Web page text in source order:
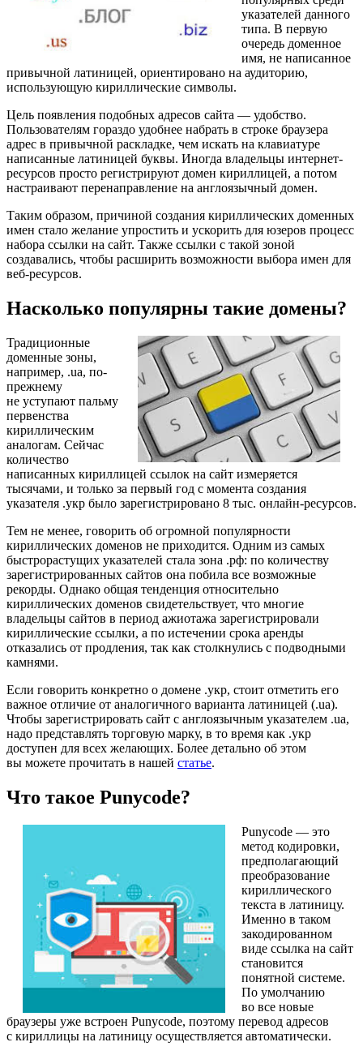
указателей данного
типа. В первую
очередь доменное
имя, не написанное
привычной латиницей, ориентировано на аудиторию,
использующую кириллические символы.
Цель появления подобных адресов сайта — удобство.
Пользователям гораздо удобнее набрать в строке браузера
адрес в привычной раскладке, чем искать на клавиатуре
написанные латиницей буквы. Иногда владельцы интернет-
ресурсов просто регистрируют домен кириллицей, а потом
настраивают перенаправление на англоязычный домен.
Таким образом, причиной создания кириллических доменных
имен стало желание упростить и ускорить для юзеров процесс
набора ссылки на сайт. Также ссылки с такой зоной
создавались, чтобы расширить возможности выбора имен для
веб-ресурсов.
Насколько популярны такие домены?
Традиционные
доменные зоны,
например, .ua, по-
прежнему
не уступают пальму
первенства
кириллическим
аналогам. Сейчас
количество
написанных кириллицей ссылок на сайт измеряется
тысячами, и только за первый год с момента создания
указателя .укр было зарегистрировано 8 тыс. онлайн-ресурсов.
Тем не менее, говорить об огромной популярности
кириллических доменов не приходится. Одним из самых
быстрорастущих указателей стала зона .рф: по количеству
зарегистрированных сайтов она побила все возможные
рекорды. Однако общая тенденция относительно
кириллических доменов свидетельствует, что многие
владельцы сайтов в период ажиотажа зарегистрировали
кириллические ссылки, а по истечении срока аренды
отказались от продления, так как столкнулись с подводными
камнями.
Если говорить конкретно о домене .укр, стоит отметить его
важное отличие от аналогичного варианта латиницей (.ua).
Чтобы зарегистрировать сайт с англоязычным указателем .ua,
надо представлять торговую марку, в то время как .укр
доступен для всех желающих. Более детально об этом
вы можете прочитать в нашей статье.
Что такое Punycode?
Punycode — это
метод кодировки,
предполагающий
преобразование
кириллического
текста в латиницу.
Именно в таком
закодированном
виде ссылка на сайт
становится
понятной системе.
По умолчанию
во все новые
браузеры уже встроен Punycode, поэтому перевод адресов
с кириллицы на латиницу осуществляется автоматически.